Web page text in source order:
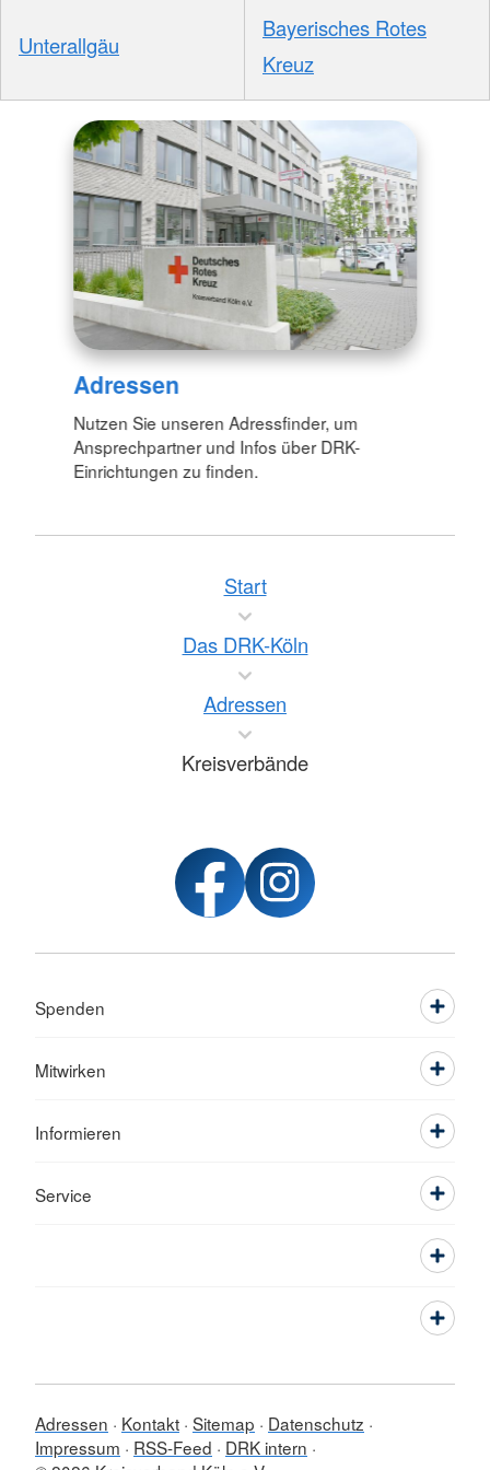
Unterallgäu
Bayerisches Rotes
Kreuz
Adressen
Nutzen Sie unseren Adressfinder, um
Ansprechpartner und Infos über DRK-
Einrichtungen zu finden.
Start
Das DRK-Köln
Adressen
Kreisverbände
Spenden
Mitwirken
Informieren
Service
Adressen Kontakt Sitemap
Datenschutz
Impressum
RSS-Feed
DRK intern